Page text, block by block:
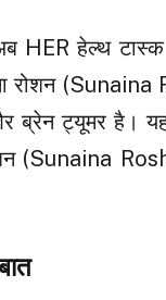
HER हेल्थ टास्क
रोशन (Sunaina
ब्रेन ट्यूमर है।
(Sunaina